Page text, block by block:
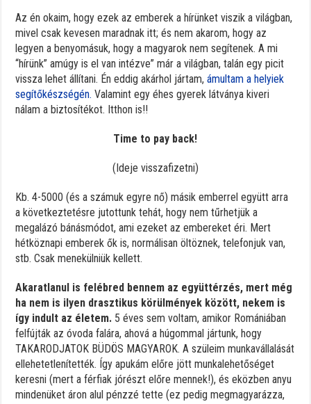
Az én okaim, hogy ezek az emberek a hírünket viszik a világban,
mivel csak kevesen maradnak itt; és nem akarom, hogy az
legyen a benyomásuk, hogy a magyarok nem segítenek. A mi
“hírünk” amúgy is el van intézve” már a világban, talán egy picit
vissza lehet állítani. Én eddig akárhol jártam,ámultam a helyiek
segítőkészségén.Valamint egy éhes gyerek látványa kiveri
nálam a biztosítékot. Itthon is!!
Time to pay back!
(Ideje visszafizetni)
Kb. 4-5000 (és a számuk egyre nő) másik emberrel együtt arra
a következtetésre jutottunk tehát, hogy nem tűrhetjük a
megalázó bánásmódot, ami ezeket az embereket éri. Mert
hétköznapi emberek ők is, normálisan öltöznek, telefonjuk van,
stb. Csak menekülniük kellett.
Akaratlanul is felébred bennem az együttérzés, mert még
ha nem is ilyen drasztikus körülmények között, nekem is
így indult az életem. 5 éves sem voltam, amikor Romániában
felfújták az óvoda falára, ahová a húgommal jártunk, hogy
TAKARODJATOK BÜDÖS MAGYAROK. A szüleim munkavállalását
ellehetetlenítették. Így apukám előre jött munkalehetőséget
keresni (mert a férfiak jórészt előre mennek!), és eközben anyu
mindenüket áron alul pénzzé tette (ez pedig megmagyarázza,